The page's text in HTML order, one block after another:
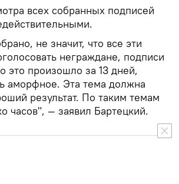
всех собранных подписей
не значит, что все эти
неграждане, подписи
это произошло за 13 дней,
аморфное. Эта тема должна
результат. По таким темам
часов", — заявил Бартецкий.